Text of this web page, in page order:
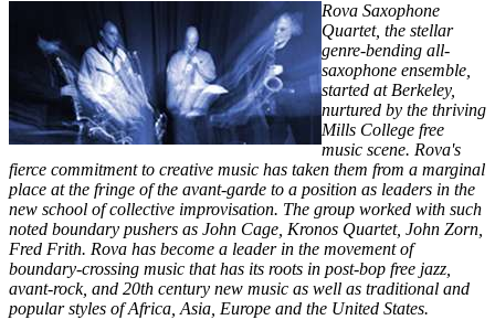
Rova Saxophone
Quartet, the stellar
genre-bending all-
saxophone ensemble,
started at Berkeley,
nurtured by the thriving
Mills College free
music scene. Rova's
fierce commitment to creative music has taken them from a marginal
place at the fringe of the avant-garde to a position as leaders in the
new school of collective improvisation. The group worked with such
noted boundary pushers as John Cage, Kronos Quartet, John Zorn,
Fred Frith. Rova has become a leader in the movement of
boundary-crossing music that has its roots in post-bop free jazz,
avant-rock, and 20th century new music as well as traditional and
popular styles of Africa, Asia, Europe and the United States.